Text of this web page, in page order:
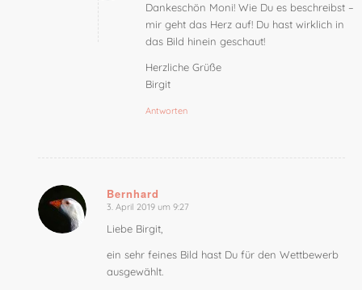
Dankeschön Moni! Wie Du es beschreibst –
mir geht das Herz auf! Du hast wirklich in
das Bild hinein geschaut!
Herzliche Grüße
Birgit
Antworten
Bernhard
sagte:
3. April 2019 um 9:27
Liebe Birgit,
ein sehr feines Bild hast Du für den Wettbewerb
ausgewählt.